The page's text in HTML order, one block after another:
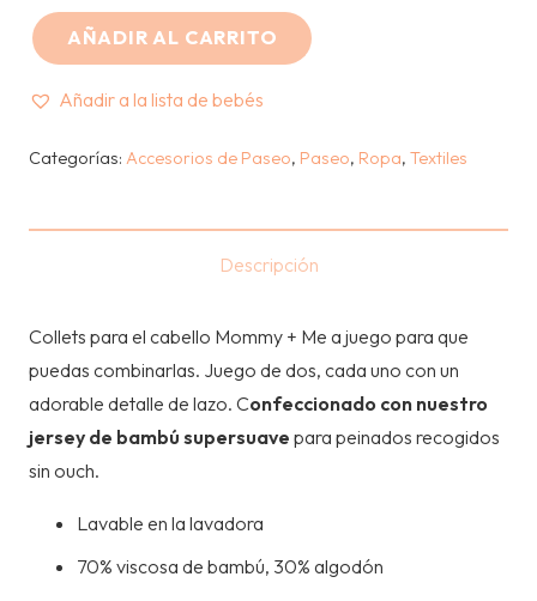
S/46.00.S/39.10.
LULUJO
MAMA
AÑADIR AL CARRITO
Añadir a la lista de bebés
Categorías: Accesorios de Paseo, Paseo, Ropa, Textiles
Descripción
Collets para el cabello Mommy + Me a juego para que
puedas combinarlas. Juego de dos, cada uno con un
adorable detalle de lazo. Confeccionado con nuestro
jersey de bambú supersuave para peinados recogidos
sin ouch.
Lavable en la lavadora
70% viscosa de bambú, 30% algodón